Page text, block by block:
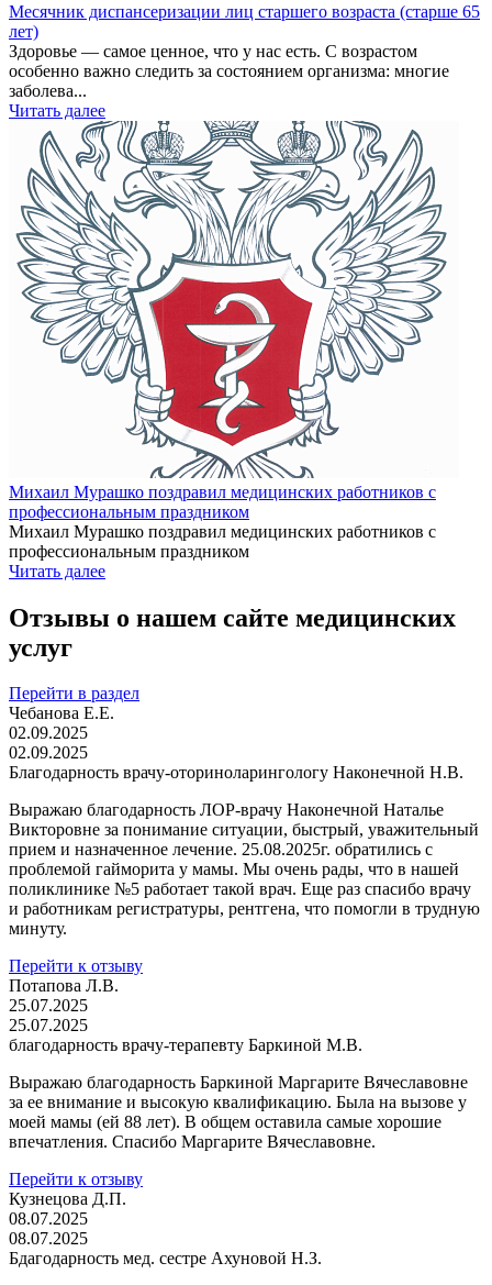
Месячник диспансеризации лиц старшего возраста (старше 65
лет)
Здоровье — самое ценное, что у нас есть. С возрастом
особенно важно следить за состоянием организма: многие
заболева...
Читать далее
Михаил Мурашко поздравил медицинских работников с
профессиональным праздником
Михаил Мурашко поздравил медицинских работников с
профессиональным праздником
Читать далее
Отзывы о нашем сайте медицинских
услуг
Перейти в раздел
Чебанова Е.Е.
02.09.2025
02.09.2025
Благодарность врачу-оториноларингологу Наконечной Н.В.
Выражаю благодарность ЛОР-врачу Наконечной Наталье
Викторовне за понимание ситуации, быстрый, уважительный
прием и назначенное лечение. 25.08.2025г. обратились с
проблемой гайморита у мамы. Мы очень рады, что в нашей
поликлинике №5 работает такой врач. Еще раз спасибо врачу
и работникам регистратуры, рентгена, что помогли в трудную
минуту.
Перейти к отзыву
Потапова Л.В.
25.07.2025
25.07.2025
благодарность врачу-терапевту Баркиной М.В.
Выражаю благодарность Баркиной Маргарите Вячеславовне
за ее внимание и высокую квалификацию. Была на вызове у
моей мамы (ей 88 лет). В общем оставила самые хорошие
впечатления. Спасибо Маргарите Вячеславовне.
Перейти к отзыву
Кузнецова Д.П.
08.07.2025
08.07.2025
Бдагодарность мед. сестре Ахуновой Н.З.